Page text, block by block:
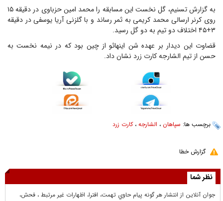
به گزارش تسنیم، گل نخست این مسابقه را محمد امین حزباوی در دقیقه ۱۵
روی کرنر ارسالی محمد کریمی به ثمر رساند و با گلزنی آریا یوسفی در دقیقه
۳+۴۵ اختلاف دو تیم به دو گل رسید.
قضاوت این دیدار بر عهده شن اینهائو از چین بود که در نیمه نخست به
حسن از تیم الشارجه کارت زرد نشان داد.
برچسب ها: سپاهان ، الشارجه ،کارت زرد
گزارش خطا
نظر شما
جوان آنلاين از انتشار هر گونه پيام حاوي تهمت، افترا، اظهارات غير مرتبط ، فحش،